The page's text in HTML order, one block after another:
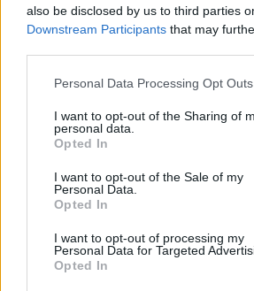
also be disclosed by us to third parties
Downstream Participants that may
Personal Data Processing Opt Outs
I want to opt-out of the Sharing of
personal data.
Opted In
I want to opt-out of the Sale of my
Personal Data.
Opted In
I want to opt-out of processing my
Personal Data for Targeted
Opted In
Τα νέα δεδομένα έχουν ως
εργασίες επεξεργασίας των
correction, κλπ. να γίνονται με
Facebook
Email Copy Link
Tags: master chef Star